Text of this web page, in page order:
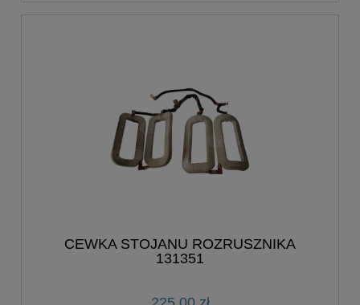
CEWKA STOJANU ROZRUSZNIKA
131351